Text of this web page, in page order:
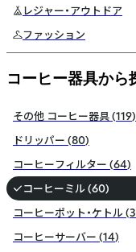
レジャー・アウトドア
ファッション
コーヒー器具から
その他 コーヒー器具(119)
ドリッパー (80)
コーヒーフィルター (64)
コーヒーミル(60)
コーヒーポット・ケトル(
コーヒーサーバー (14)